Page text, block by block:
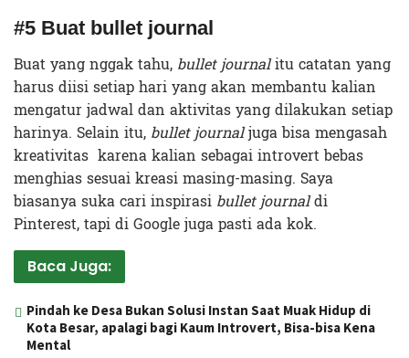
#5 Buat bullet journal
Buat yang nggak tahu, bullet journalitu catatan yang
harus diisi setiap hari yang akan membantu kalian
mengatur jadwal dan aktivitas yang dilakukan setiap
harinya. Selain itu, bullet journaljuga bisa mengasah
kreativitas karena kalian sebagai introvert bebas
menghias sesuai kreasi masing-masing. Saya
biasanya suka cari inspirasi bullet journaldi
Pinterest, tapi di Google juga pasti ada kok.
Baca Juga:
Pindah ke Desa Bukan Solusi Instan Saat Muak Hidup di
Kota Besar, apalagi bagi Kaum Introvert, Bisa-bisa Kena
Mental